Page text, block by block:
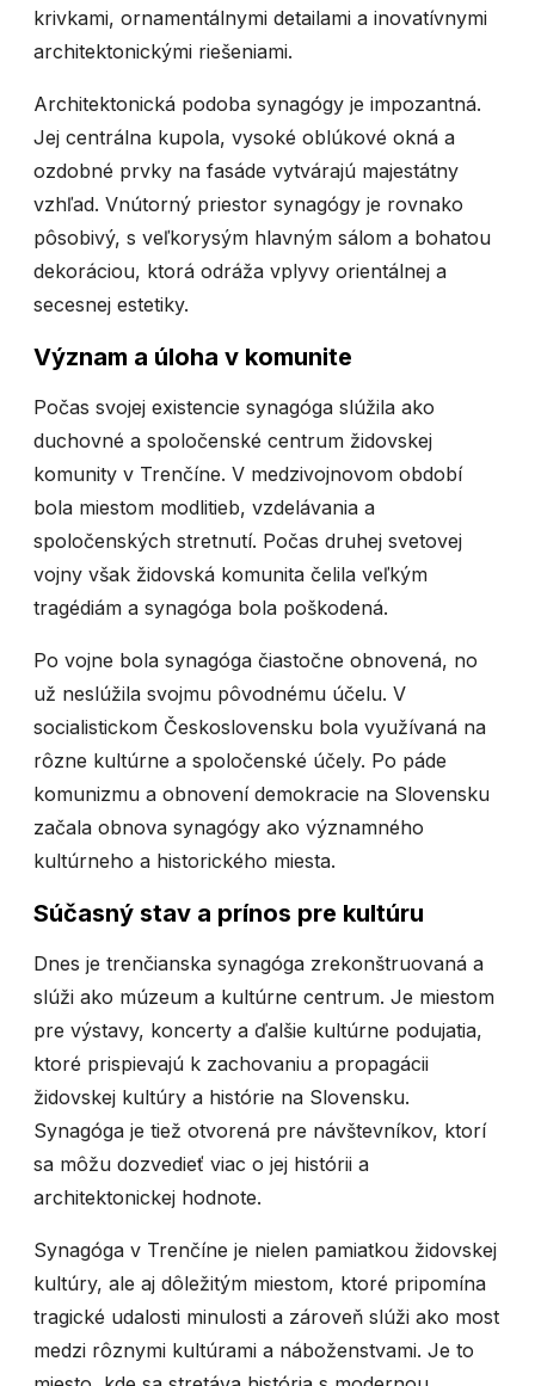
krivkami, ornamentálnymi detailami a inovatívnymi
architektonickými riešeniami.
Architektonická podoba synagógy je impozantná.
Jej centrálna kupola, vysoké oblúkové okná a
ozdobné prvky na fasáde vytvárajú majestátny
vzhľad. Vnútorný priestor synagógy je rovnako
pôsobivý, s veľkorysým hlavným sálom a bohatou
dekoráciou, ktorá odráža vplyvy orientálnej a
secesnej estetiky.
Význam a úloha v komunite
Počas svojej existencie synagóga slúžila ako
duchovné a spoločenské centrum židovskej
komunity v Trenčíne. V medzivojnovom období
bola miestom modlitieb, vzdelávania a
spoločenských stretnutí. Počas druhej svetovej
vojny však židovská komunita čelila veľkým
tragédiám a synagóga bola poškodená.
Po vojne bola synagóga čiastočne obnovená, no
už neslúžila svojmu pôvodnému účelu. V
socialistickom Československu bola využívaná na
rôzne kultúrne a spoločenské účely. Po páde
komunizmu a obnovení demokracie na Slovensku
začala obnova synagógy ako významného
kultúrneho a historického miesta.
Súčasný stav a prínos pre kultúru
Dnes je trenčianska synagóga zrekonštruovaná a
slúži ako múzeum a kultúrne centrum. Je miestom
pre výstavy, koncerty a ďalšie kultúrne podujatia,
ktoré prispievajú k zachovaniu a propagácii
židovskej kultúry a histórie na Slovensku.
Synagóga je tiež otvorená pre návštevníkov, ktorí
sa môžu dozvedieť viac o jej histórii a
architektonickej hodnote.
Synagóga v Trenčíne je nielen pamiatkou židovskej
kultúry, ale aj dôležitým miestom, ktoré pripomína
tragické udalosti minulosti a zároveň slúži ako most
medzi rôznymi kultúrami a náboženstvami. Je to